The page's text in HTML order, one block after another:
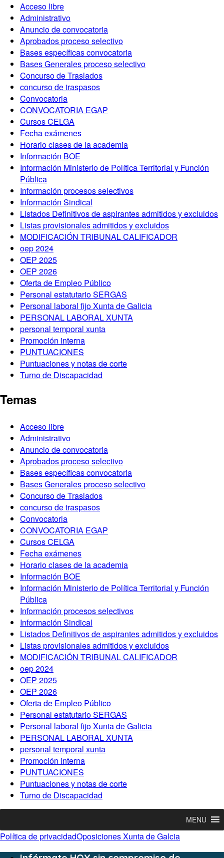
Acceso libre
Administrativo
Anuncio de convocatoria
Aprobados proceso selectivo
Bases específicas convocatoria
Bases Generales proceso selectivo
Concurso de Traslados
concurso de traspasos
Convocatoria
CONVOCATORIA EGAP
Cursos CELGA
Fecha exámenes
Horario clases de la academia
Información BOE
Información Ministerio de Política Territorial y Función
Pública
Información procesos selectivos
Información Sindical
Listados Definitivos de aspirantes admitidos y excluidos
Listas provisionales admitidos y excluidos
MODIFICACIÓN TRIBUNAL CALIFICADOR
oep 2024
OEP 2025
OEP 2026
Oferta de Empleo Público
Personal estatutario SERGAS
Personal laboral fijo Xunta de Galicia
PERSONAL LABORAL XUNTA
personal temporal xunta
Promoción interna
PUNTUACIONES
Puntuaciones y notas de corte
Turno de Discapacidad
Temas
Acceso libre
Administrativo
Anuncio de convocatoria
Aprobados proceso selectivo
Bases específicas convocatoria
Bases Generales proceso selectivo
Concurso de Traslados
concurso de traspasos
Convocatoria
CONVOCATORIA EGAP
Cursos CELGA
Fecha exámenes
Horario clases de la academia
Información BOE
Información Ministerio de Política Territorial y Función
Pública
Información procesos selectivos
Información Sindical
Listados Definitivos de aspirantes admitidos y excluidos
Listas provisionales admitidos y excluidos
MODIFICACIÓN TRIBUNAL CALIFICADOR
oep 2024
OEP 2025
OEP 2026
Oferta de Empleo Público
Personal estatutario SERGAS
Personal laboral fijo Xunta de Galicia
PERSONAL LABORAL XUNTA
personal temporal xunta
Promoción interna
PUNTUACIONES
Puntuaciones y notas de corte
Turno de Discapacidad
MENU
Política de privacidadOposiciones Xunta de Galcia